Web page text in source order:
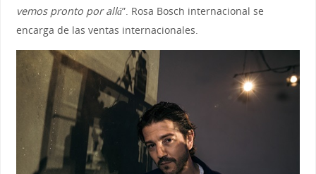
vemos pronto por allá”. Rosa Bosch internacional se
encarga de las ventas internacionales.